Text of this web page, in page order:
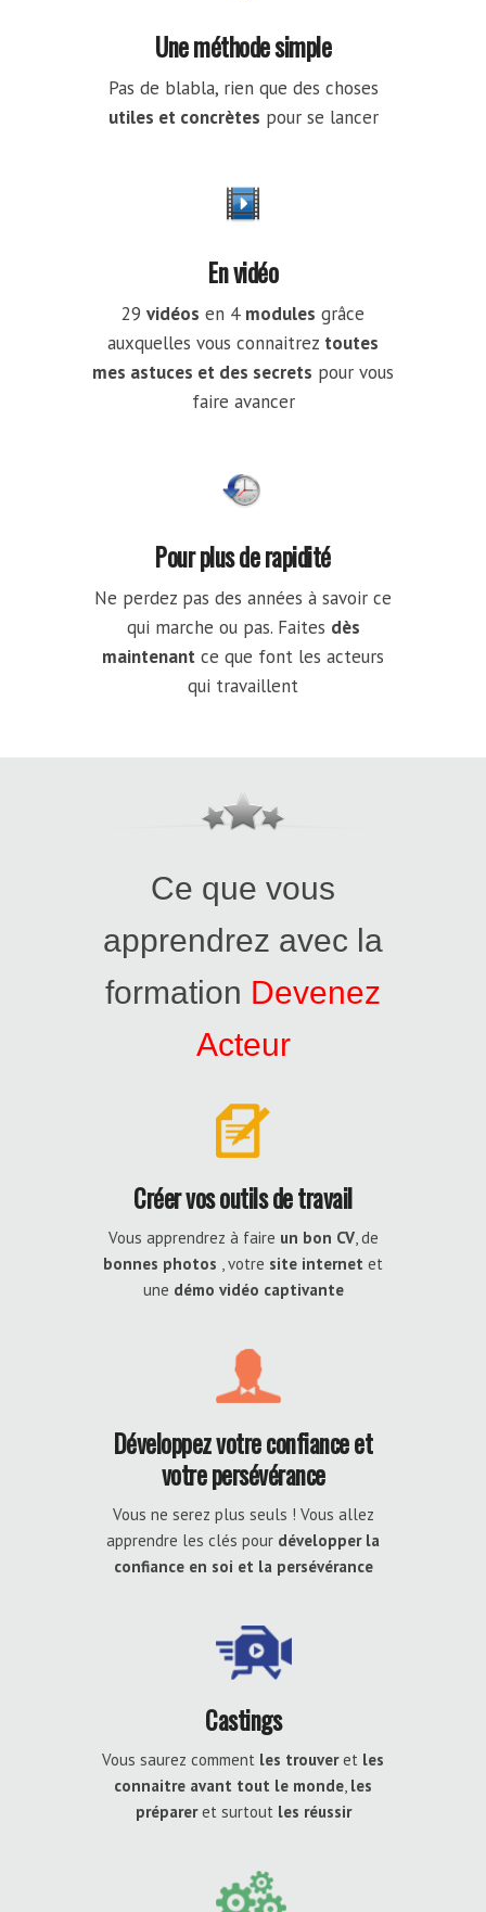
Une méthode simple
Pas de blabla, rien que des choses
utiles et concrètes pour se lancer
En vidéo
29 vidéos en 4 modules grâce
auxquelles vous connaitrez toutes
mes astuces et des secrets pour vous
faire avancer
Pour plus de rapidité
Ne perdez pas des années à savoir ce
qui marche ou pas. Faites dès
maintenant ce que font les acteurs
qui travaillent
Ce que vous
apprendrez avec la
formation Devenez
Acteur
Créer vos outils de travail
Vous apprendrez à faire un bon CV, de
bonnes photos , votre site internet et
une démo vidéo captivante
Développez votre confiance et
votre persévérance
Vous ne serez plus seuls ! Vous allez
apprendre les clés pour développer la
confiance en soi et la persévérance
Castings
Vous saurez comment les trouveret les
connaitre avant tout le monde, les
prépareret surtout les réussir